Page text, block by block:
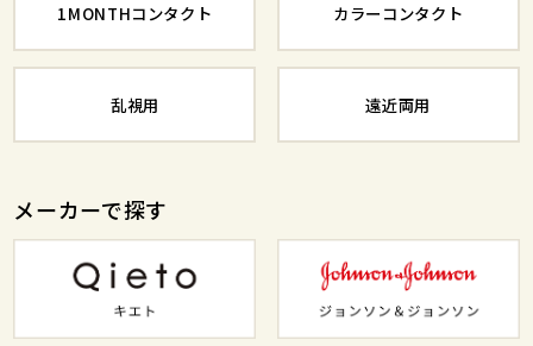
1MONTHコンタクト カラーコンタクト
乱視用 遠近両用
メーカーで探す